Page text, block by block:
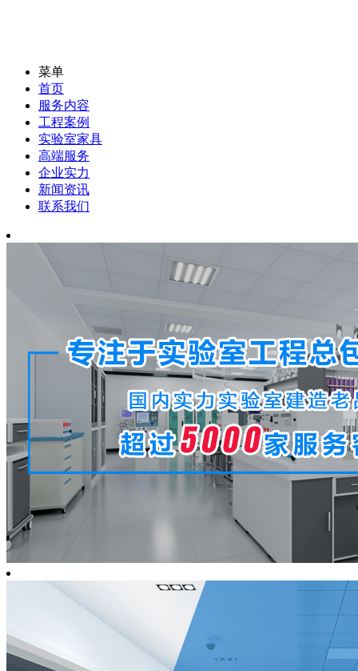
菜单
首页
服务内容
工程案例
实验室家具
高端服务
企业实力
新闻资讯
联系我们